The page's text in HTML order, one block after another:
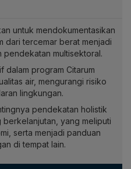
untuk mendokumentasikan
dari tercemar berat menjadi
multisektoral.
dalam program Citarum
air, mengurangi risiko
lingkungan.
pendekatan holistik
yang meliputi
serta menjadi panduan
di tempat lain.